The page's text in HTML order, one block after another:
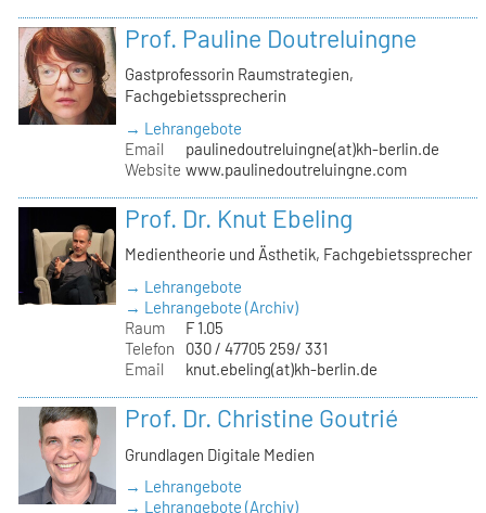
Prof. Pauline Doutreluingne
Gastprofessorin Raumstrategien,
Fachgebietssprecherin
→ Lehrangebote
Email
paulinedoutreluingne(at)kh-berlin.de
Website www.paulinedoutreluingne.com
Prof. Dr. Knut Ebeling
Medientheorie und Ästhetik, Fachgebietssprecher
→ Lehrangebote
→ Lehrangebote (Archiv)
Raum
F 1.05
Telefon
030 / 47705 259/ 331
Email
knut.ebeling(at)kh-berlin.de
Prof. Dr. Christine Goutrié
Grundlagen Digitale Medien
→ Lehrangebote
→ Lehrangebote (Archiv)